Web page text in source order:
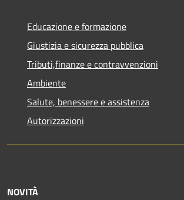
Educazione e formazione
Giustizia e sicurezza pubblica
Tributi,finanze e contravvenzioni
Ambiente
Salute, benessere e assistenza
Autorizzazioni
NOVITÀ